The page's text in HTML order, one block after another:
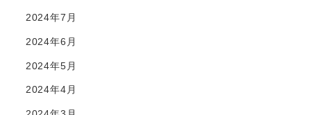
2024年7月
2024年6月
2024年5月
2024年4月